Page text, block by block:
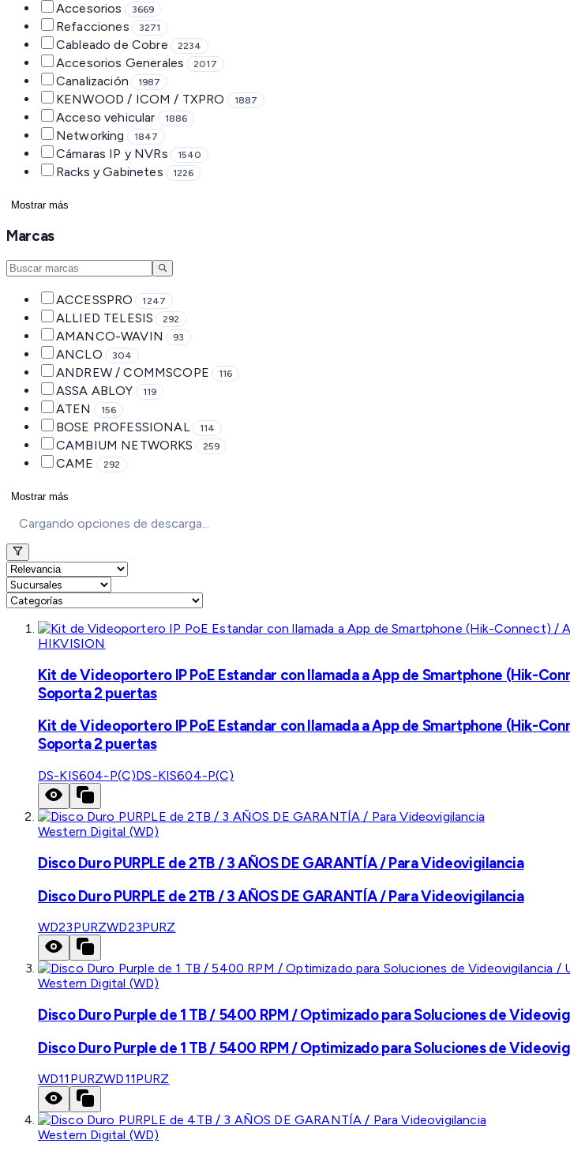
Accesorios 3669
Refacciones 3271
Cableado de Cobre 2234
Accesorios Generales 2017
Canalización 1987
KENWOOD / ICOM / TXPRO 1887
Acceso vehicular 1886
Networking 1847
Cámaras IP y NVRs 1540
Racks y Gabinetes 1226
Mostrar más
Marcas
ACCESSPRO 1247
ALLIED TELESIS 292
AMANCO-WAVIN 93
ANCLO 304
ANDREW / COMMSCOPE 116
ASSA ABLOY 119
ATEN 156
BOSE PROFESSIONAL 114
CAMBIUM NETWORKS 259
CAME 292
Mostrar más
Cargando opciones de descarga...
HIKVISION
Kit de Videoportero IP PoE Estandar con llamada a App de Smartphone (Hik-
Soporta 2 puertas
Kit de Videoportero IP PoE Estandar con llamada a App de Smartphone (Hik-
Soporta 2 puertas
DS-KIS604-P(C)DS-KIS604-P(C)
Western Digital (WD)
Disco Duro PURPLE de 2TB / 3 AÑOS DE GARANTÍA / Para Videovigilancia
Disco Duro PURPLE de 2TB / 3 AÑOS DE GARANTÍA / Para Videovigilancia
WD23PURZWD23PURZ
Western Digital (WD)
Disco Duro Purple de 1 TB / 5400 RPM / Optimizado para Soluciones de
Disco Duro Purple de 1 TB / 5400 RPM / Optimizado para Soluciones de
WD11PURZWD11PURZ
Western Digital (WD)